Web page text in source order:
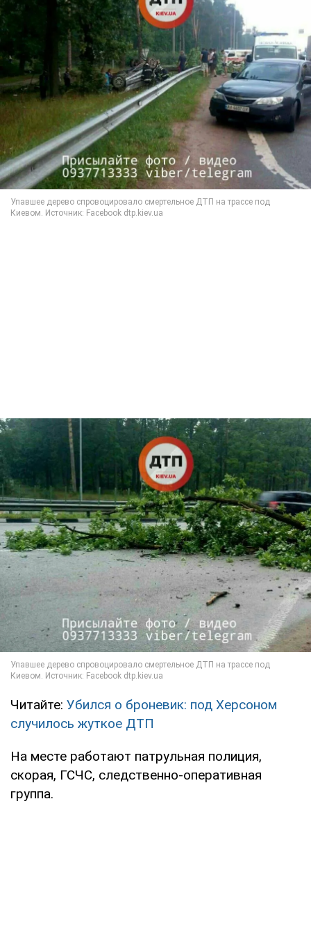
Читайте: Убился о броневик: под Херсоном
случилось жуткое ДТП
На месте работают патрульная полиция,
скорая, ГСЧС, следственно-оперативная
группа.